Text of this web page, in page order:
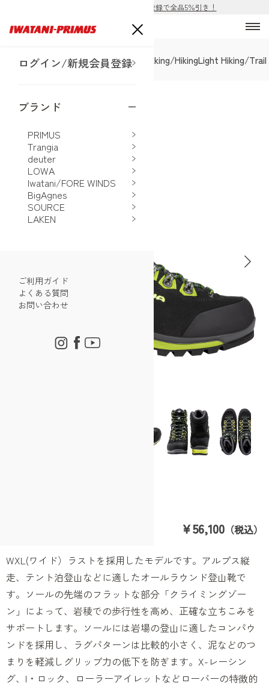
ECサイト公開！購入前の会員登録で全品5％引き！
ログイン/新規会員登録
ブランド
PRIMUS
Trangia
deuter
LOWA
Iwatani/FORE WINDS
BigAgnes
SOURCE
LAKEN
ご利用ガイド
よくある質問
お問い合わせ
SALEAlpine Mountain Trekking/HikingLight Hiking/Trail
ホーム >LOWA ティカム EVO GT WXL
￥56,100 （税込）
WXL(ワイド）ラストを採用したモデルです。アルプス縦
走、テント泊登山などに適したオールラウンド登山靴で
す。ソールの先端のフラットな部分「クライミングゾー
ン」によって、岩稜での歩行性を高め、正確な立ちこみを
サポートします。ソールには岩場の登山に適したコンパウ
ンドを採用し、ラグパターンは比較的小さく、泥などのつ
まりを軽減しグリップ力の低下を防ぎます。X-レーシン
グ、I・ロック、ローラーアイレットなどローバーの特徴的